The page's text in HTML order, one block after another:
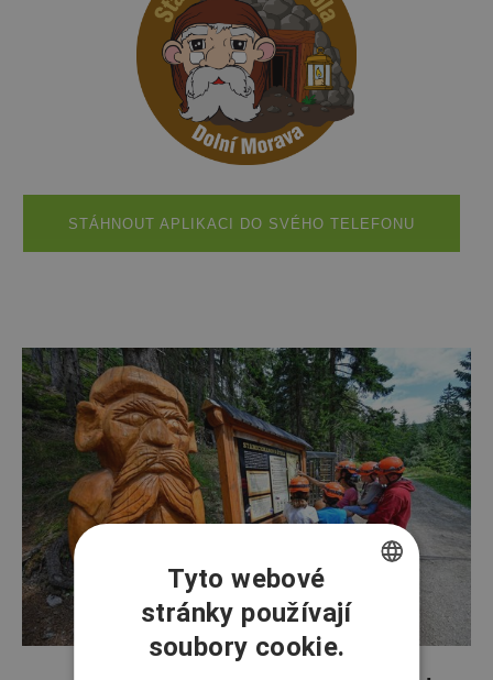
STÁHNOUT APLIKACI DO SVÉHO TELEFONU
CZECH
ENGLISH
Tyto webové
stránky používají
soubory cookie.